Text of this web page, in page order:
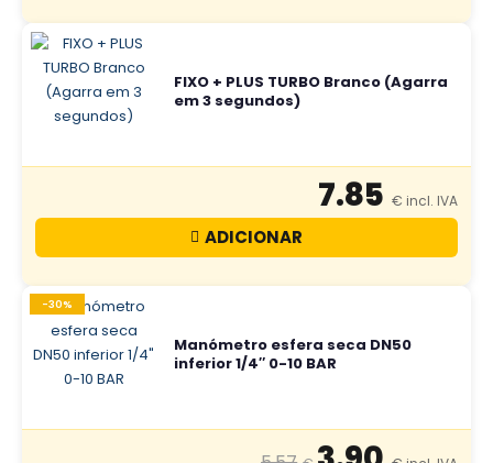
FIXO + PLUS TURBO Branco (Agarra
em 3 segundos)
7.85
ADICIONAR
-30%
Manómetro esfera seca DN50
inferior 1/4″ 0-10 BAR